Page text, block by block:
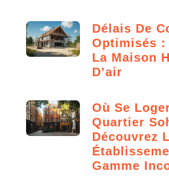
Délais De
Optimisés :
La Maison
D’air
Où Se
Quartier
Découvrez
Gamme